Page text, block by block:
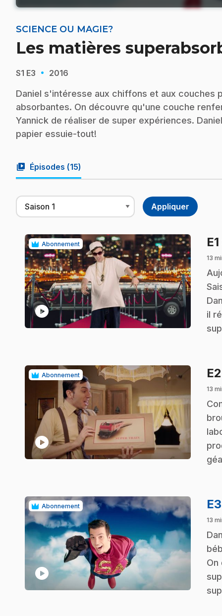
SCIENCE OU MAGIE?
Les matières
S1 E3 · 2016
Daniel s'intéresse aux chiffons et aux couches
absorbantes. On découvre qu'une couche
Yannick de réaliser de super expériences.
papier essuie-tout!
video_library Épisodes (15)
Abonnement
play_circle
E1
13
.
il
Abonnement
play_circle
E2
13
.
Abonnement
play_circle
E3
13
.
On